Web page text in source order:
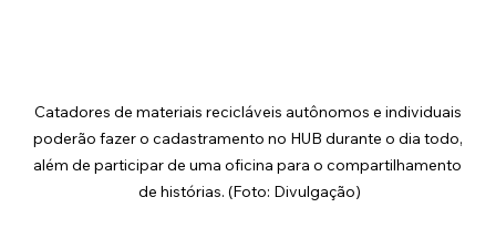
Catadores de materiais recicláveis autônomos e individuais
poderão fazer o cadastramento no HUB durante o dia todo,
além de participar de uma oficina para o compartilhamento
de histórias. (Foto: Divulgação)